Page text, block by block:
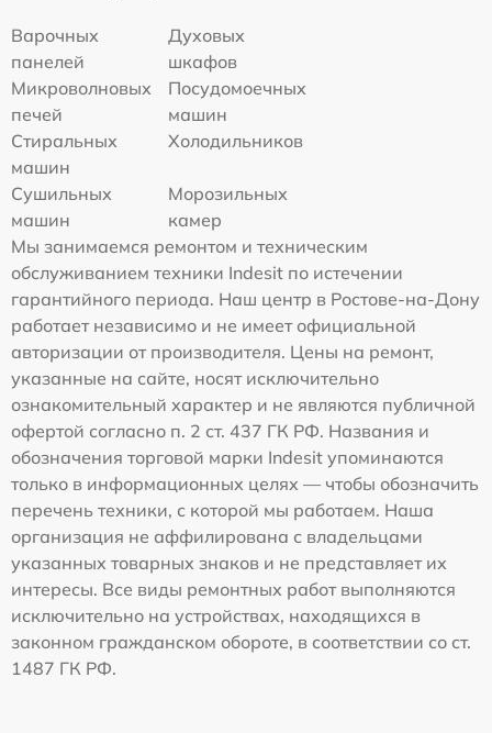
Варочных
панелей
Духовых
шкафов
Микроволновых
печей
Посудомоечных
машин
Стиральных
машин
Холодильников
Сушильных
машин
Морозильных
камер
Мы занимаемся ремонтом и техническим
обслуживанием техники Indesit по истечении
гарантийного периода. Наш центр в Ростове-на-Дону
работает независимо и не имеет официальной
авторизации от производителя. Цены на ремонт,
указанные на сайте, носят исключительно
ознакомительный характер и не являются публичной
офертой согласно п. 2 ст. 437 ГК РФ. Названия и
обозначения торговой марки Indesit упоминаются
только в информационных целях — чтобы обозначить
перечень техники, с которой мы работаем. Наша
организация не аффилирована с владельцами
указанных товарных знаков и не представляет их
интересы. Все виды ремонтных работ выполняются
исключительно на устройствах, находящихся в
законном гражданском обороте, в соответствии со ст.
1487 ГК РФ.